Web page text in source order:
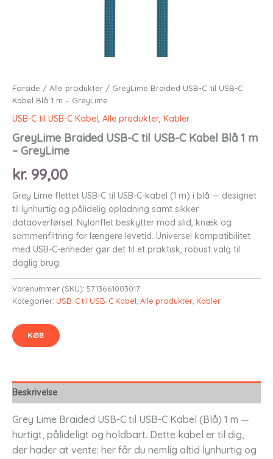
Forside / Alle produkter / GreyLime Braided USB-C til USB-C
Kabel Blå 1 m – GreyLime
USB-C til USB-C Kabel, Alle produkter, Kabler
GreyLime Braided USB-C til USB-C Kabel Blå 1 m
– GreyLime
kr. 99,00
Grey Lime flettet USB-C til USB-C-kabel (1 m) i blå — designet
til lynhurtig og pålidelig opladning samt sikker
dataoverførsel. Nylonflet beskytter mod slid, knæk og
sammenfiltring for længere levetid. Universel kompatibilitet
med USB-C-enheder gør det til et praktisk, robust valg til
daglig brug.
Varenummer (SKU): 5713661003017
Kategorier: USB-C til USB-C Kabel Alle produkter Kabler
KØB
Beskrivelse
Grey Lime Braided USB-C til USB-C Kabel (Blå) 1 m —
hurtigt, pålideligt og holdbart. Dette kabel er til dig,
der hader at vente: her får du nemlig altid lynhurtig og